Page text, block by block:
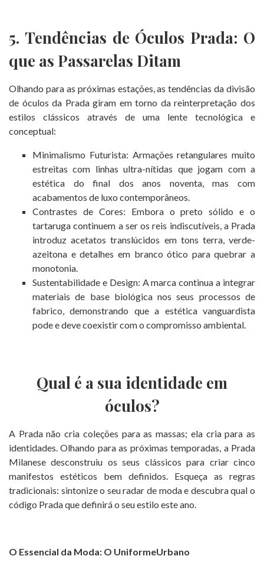
5. Tendências de Óculos Prada: O
que as Passarelas Ditam
Olhando para as próximas estações, as tendências da divisão
de óculos da Prada giram em torno da reinterpretação dos
estilos clássicos através de uma lente tecnológica e
conceptual:
Minimalismo Futurista: Armações retangulares muito
estreitas com linhas ultra-nítidas que jogam com a
estética do final dos anos noventa, mas com
acabamentos de luxo contemporâneos.
Contrastes de Cores: Embora o preto sólido e o
tartaruga continuem a ser os reis indiscutíveis, a Prada
introduz acetatos translúcidos em tons terra, verde-
azeitona e detalhes em branco ótico para quebrar a
monotonia.
Sustentabilidade e Design: A marca continua a integrar
materiais de base biológica nos seus processos de
fabrico, demonstrando que a estética vanguardista
pode e deve coexistir com o compromisso ambiental.
Qual é a sua identidade em
óculos?
A Prada não cria coleções para as massas; ela cria para as
identidades. Olhando para as próximas temporadas, a Prada
Milanese desconstruiu os seus clássicos para criar cinco
manifestos estéticos bem definidos. Esqueça as regras
tradicionais: sintonize o seu radar de moda e descubra qual o
código Prada que definirá o seu estilo este ano.
O Essencial da Moda: O UniformeUrbano